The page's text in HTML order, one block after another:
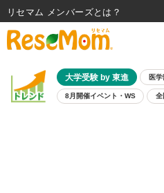
大学受験 by 東進 医学
8月開催イベント・WS 全
リセマム メンバーズ